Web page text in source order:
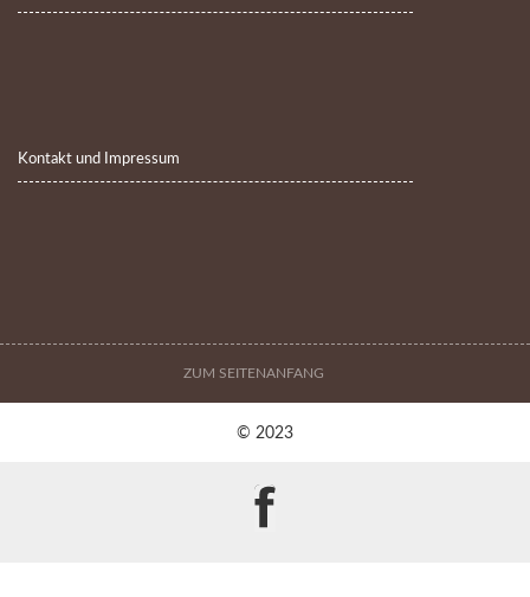
Kontakt und Impressum
ZUM SEITENANFANG
© 2023